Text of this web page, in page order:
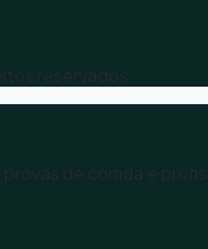
reservados.
de corrida e